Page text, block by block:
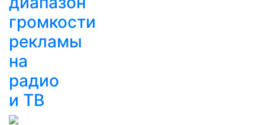
громкости
рекламы
на
радио
и ТВ